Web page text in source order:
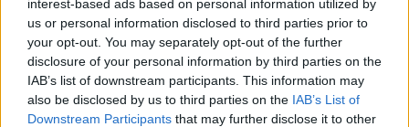
interest-based ads based on personal information utilized by
us or personal information disclosed to third parties prior to
your opt-out. You may separately opt-out of the further
disclosure of your personal information by third parties on the
IAB’s list of downstream participants. This information may
also be disclosed by us to third parties on the IAB’s List of
Downstream Participants that may further disclose it to other